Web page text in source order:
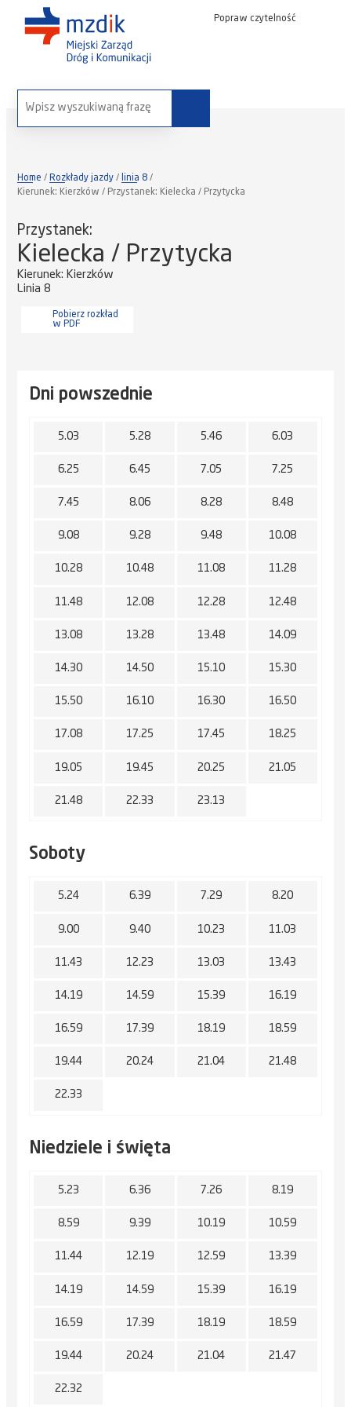
Popraw czytelność
wyszukaj na stronie:
Home Rozkłady jazdy
linia 8
Kierunek: Kierzków / Przystanek: Kielecka / Przytycka
Przystanek:
Kielecka / Przytycka
Kierunek: Kierzków
Linia 8
Pobierz rozkład
w PDF
Dni powszednie
5.03 5.28 5.46 6.03
6.25 6.45 7.05 7.25
7.45 8.06 8.28 8.48
9.08 9.28 9.48 10.08
10.28 10.48 11.08 11.28
11.48 12.08 12.28 12.48
13.08 13.28 13.48 14.09
14.30 14.50 15.10 15.30
15.50 16.10 16.30 16.50
17.08 17.25 17.45 18.25
19.05 19.45 20.25 21.05
21.48 22.33 23.13
Soboty
5.24 6.39 7.29 8.20
9.00 9.40 10.23 11.03
11.43 12.23 13.03 13.43
14.19 14.59 15.39 16.19
16.59 17.39 18.19 18.59
19.44 20.24 21.04 21.48
22.33
Niedziele i święta
5.23 6.36 7.26 8.19
8.59 9.39 10.19 10.59
11.44 12.19 12.59 13.39
14.19 14.59 15.39 16.19
16.59 17.39 18.19 18.59
19.44 20.24 21.04 21.47
22.32